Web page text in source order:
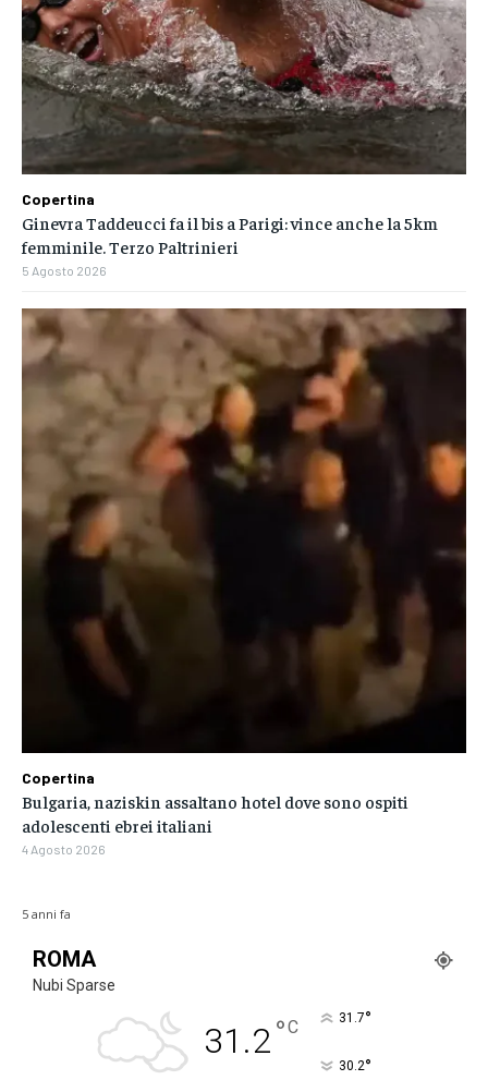
ROMA
Nubi Sparse
31.2°C 31.7°
30.2°
5 anni fa
Copertina
Ginevra Taddeucci fa il bis a Parigi: vince anche la 5km
femminile. Terzo Paltrinieri
5 Agosto 2026
Copertina
Bulgaria, naziskin assaltano hotel dove sono ospiti
adolescenti ebrei italiani
4 Agosto 2026